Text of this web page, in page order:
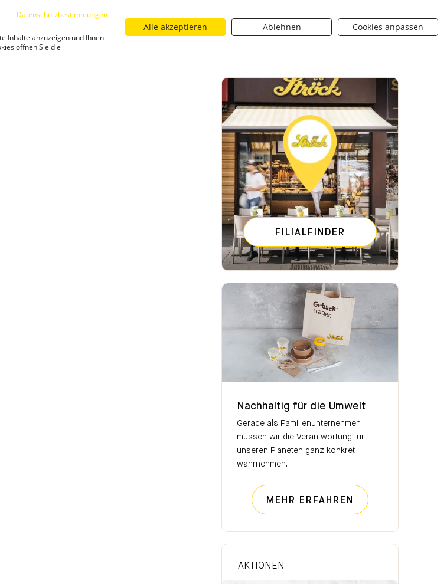
Filialfinder Neuigkeiten Karriere Über uns BROTique
Suchen
Gewinnspiele Karl Finale - [SHARE_URL] Gewinnspiele Karl Finale -
FILIALFINDER
Nachhaltig für die Umwelt
Gerade als Familienunternehmen
müssen wir die Verantwortung für
unseren Planeten ganz konkret
wahrnehmen.
MEHR ERFAHREN NACHHALTIG
AKTIONEN
Datenschutzbestimmungen
Inhalte anzuzeigen und Ihnen
öffnen Sie die
Alle akzeptieren Ablehnen Cookies anpassen